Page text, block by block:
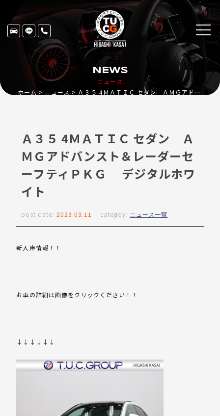
ニュース
NEWS
ホーム ニュース Ａ３５ 4ＭＡＴＩＣ セダン ＡＭＧアドバンスト＆レーダーセーフティＰＫＧ デジタルホワイト
Ａ３５ 4ＭＡＴＩＣ セダン Ａ
ＭＧアドバンスト＆レーダーセ
ーフティＰＫＧ デジタルホワ
イト
post date: 2023.03.11 categoy: ニュース一覧
新入庫情報！！
お車の詳細は画像をクリックください！！
↓↓↓↓↓↓